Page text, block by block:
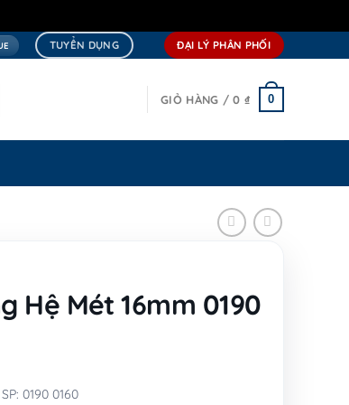
TUYỂN DỤNG ĐẠI LÝ PHÂN PHỐI
GIỎ HÀNG /0 ₫ 0
Hệ Mét 16mm 0190
0190 0160